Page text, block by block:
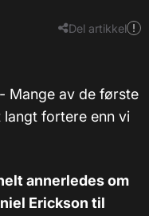
Del artikkel
- Mange av de første
langt fortere enn vi
annerledes om
Erickson til